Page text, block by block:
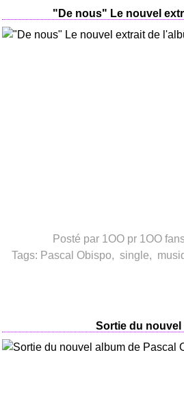
"De nous" Le nouvel
Posté par 1OO pr 1OO
Tags: Pascal Obispo, single,
Sortie du nouvel